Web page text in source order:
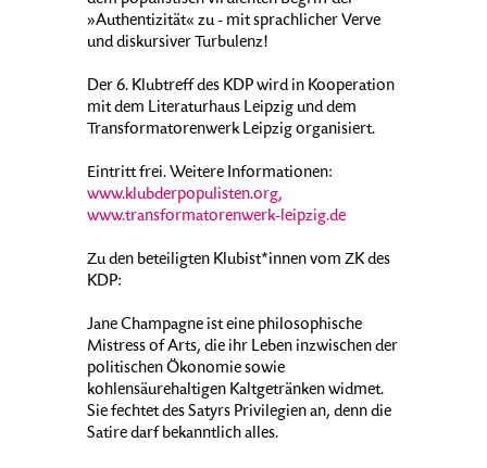
»Authentizität« zu - mit sprachlicher Verve
und diskursiver Turbulenz!
Der 6. Klubtreff des KDP wird in Kooperation
mit dem Literaturhaus Leipzig und dem
Transformatorenwerk Leipzig organisiert.
Eintritt frei. Weitere Informationen:
www.klubderpopulisten.org,
www.transformatorenwerk-leipzig.de
Zu den beteiligten Klubist*innen vom ZK des
KDP:
Jane Champagne ist eine philosophische
Mistress of Arts, die ihr Leben inzwischen der
politischen Ökonomie sowie
kohlensäurehaltigen Kaltgetränken widmet.
Sie fechtet des Satyrs Privilegien an, denn die
Satire darf bekanntlich alles.